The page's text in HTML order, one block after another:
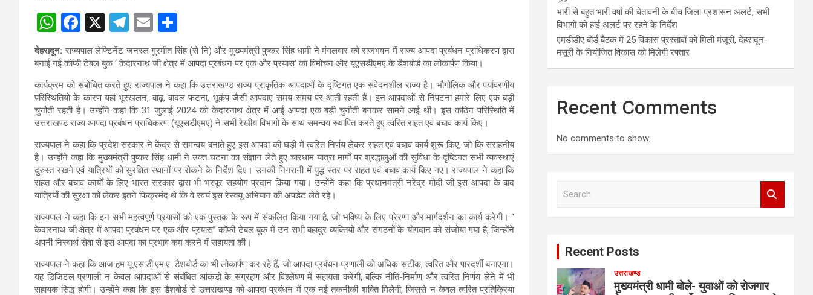
W
at
s
A
p
p
F
ce
b
o
o
k
X
T
e
gr
a
m
E
m
ail
h
ar
e
देहरादून:राज्यपाल लेफ्टिनेंट जनरल गुरमीत सिंह (से नि) और मुख्यमंत्री पुष्कर सिंह धामी ने मंगलवार को राजभवन में राज्य आपदा प्रबंधन प्राधिकरण द्वारा
बनाई गई कॉफी टेबल बुक ‘ केदारनाथ जी क्षेत्र में आपदा प्रबंधन पर एक और प्रयास’ का विमोचन और यूएसडीएमए के डैशबोर्ड का लोकार्पण किया।
कार्यक्रम को संबोधित करते हुए राज्यपाल ने कहा कि उत्तराखण्ड राज्य प्राकृतिक आपदाओं के दृष्टिगत एक संवेदनशील राज्य है। भौगोलिक और पर्यावरणीय
परिस्थितियों के कारण यहां भूस्खलन, बाढ़, बादल फटना, भूकंप जैसी आपदाएं समय-समय पर आती रहती हैं। इन आपदाओं से निपटना हमारे लिए एक बड़ी
चुनौती रहती है। उन्होंने कहा कि 31 जुलाई 2024 को केदारनाथ क्षेत्र में आई आपदा एक बड़ी चुनौती बनकर सामने आई थी। इस कठिन परिस्थिति में
उत्तराखण्ड राज्य आपदा प्रबंधन प्राधिकरण (यूएसडीएमए) ने सभी रेखीय विभागों के साथ समन्वय स्थापित करते हुए त्वरित राहत एवं बचाव कार्य किए।
राज्यपाल ने कहा कि प्रदेश सरकार ने केंद्र से समन्वय बनाते हुए इस आपदा की घड़ी में त्वरित निर्णय लेकर राहत एवं बचाव कार्य शुरू किए, जो कि सराहनीय
है। उन्होंने कहा कि मुख्यमंत्री पुष्कर सिंह धामी ने उक्त घटना का संज्ञान लेते हुए चारधाम यात्रा मार्गों पर श्रद्धालुओं की सुविधा के दृष्टिगत सभी व्यवस्थाएं
दुरुस्त रखने एवं यात्रियों को सुरक्षित स्थानों पर रोकने के निर्देश दिए। उनकी निगरानी में युद्ध स्तर पर राहत एवं बचाव कार्य किए गए। राज्यपाल ने कहा कि
राहत और बचाव कार्यों के लिए भारत सरकार द्वारा भी भरपूर सहयोग प्रदान किया गया। उन्होंने कहा कि प्रधानमंत्री नरेंद्र मोदी जी इस आपदा के बाद
यात्रियों की सुरक्षा को लेकर इतने फिक्रमंद थे कि वे स्वयं इस रेस्क्यू अभियान की अपडेट लेते रहे।
राज्यपाल ने कहा कि इन सभी महत्वपूर्ण प्रयासों को एक पुस्तक के रूप में संकलित किया गया है, जो भविष्य के लिए प्रेरणा और मार्गदर्शन का कार्य करेगी। ‘‘
केदारनाथ जी क्षेत्र में आपदा प्रबंधन पर एक और प्रयास’’ कॉफी टेबल बुक में उन सभी बहादुर व्यक्तियों और संगठनों के योगदान को संजोया गया है, जिन्होंने
अपनी निस्वार्थ सेवा से इस आपदा का प्रभाव कम करने में सहायता की।
राज्यपाल ने कहा कि आज हम यू.एस.डी.एम.ए. डैशबोर्ड का भी लोकार्पण कर रहे हैं, जो आपदा प्रबंधन प्रणाली को अधिक सटीक, त्वरित और पारदर्शी बनाएगा।
यह डिजिटल प्रणाली न केवल आपदाओं से संबंधित आंकड़ों के संग्रहण और विश्लेषण में सहायता करेगी, बल्कि नीति-निर्माण और त्वरित निर्णय लेने में भी
सहायक सिद्ध होगी। उन्होंने कहा कि इस डैशबोर्ड से उत्तराखण्ड को आपदा प्रबंधन में एक नई तकनीकी शक्ति मिलेगी, जिससे न केवल त्वरित प्रतिक्रिया
भारी से बहुत भारी वर्षा की चेतावनी के बीच जिला प्रशासन अलर्ट, सभी
विभागों को हाई अलर्ट पर रहने के निर्देश
एमडीडीए बोर्ड बैठक में 25 विकास प्रस्तावों को मिली मंजूरी, देहरादून-
मसूरी के नियोजित विकास को मिलेगी रफ्तार
Recent Comments
No comments to show.
Recent Posts
उत्तराखण्ड
मुख्यमंत्री धामी बोले- युवाओं को रोजगार